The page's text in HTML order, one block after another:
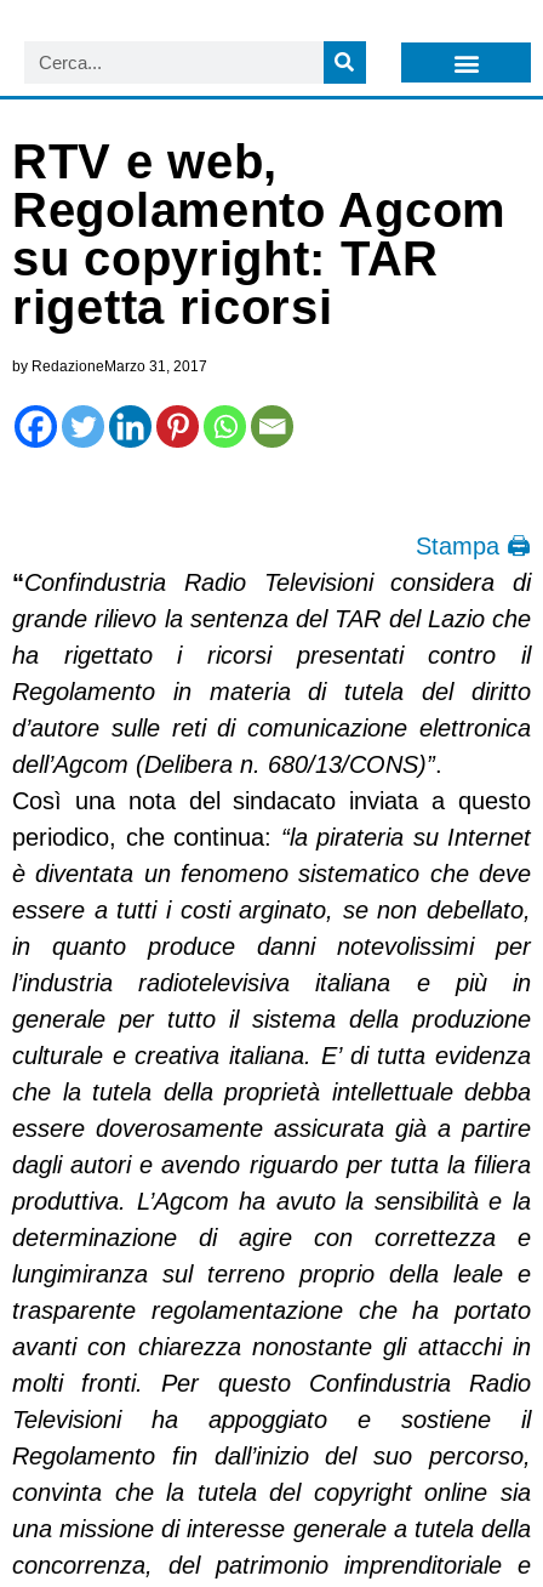
RTV e web,
Regolamento Agcom
su copyright: TAR
rigetta ricorsi
by Redazione Marzo 31, 2017
Stampa 🖨
“Confindustria Radio Televisioni considera di
grande rilievo la sentenza del TAR del Lazio che
ha rigettato i ricorsi presentati contro il
Regolamento in materia di tutela del diritto
d’autore sulle reti di comunicazione elettronica
dell’Agcom (Delibera n. 680/13/CONS)”.
Così una nota del sindacato inviata a questo
periodico, che continua: “la pirateria su Internet
è diventata un fenomeno sistematico che deve
essere a tutti i costi arginato, se non debellato,
in quanto produce danni notevolissimi per
l’industria radiotelevisiva italiana e più in
generale per tutto il sistema della produzione
culturale e creativa italiana. E’ di tutta evidenza
che la tutela della proprietà intellettuale debba
essere doverosamente assicurata già a partire
dagli autori e avendo riguardo per tutta la filiera
produttiva. L’Agcom ha avuto la sensibilità e la
determinazione di agire con correttezza e
lungimiranza sul terreno proprio della leale e
trasparente regolamentazione che ha portato
avanti con chiarezza nonostante gli attacchi in
molti fronti. Per questo Confindustria Radio
Televisioni ha appoggiato e sostiene il
Regolamento fin dall’inizio del suo percorso,
convinta che la tutela del copyright online sia
una missione di interesse generale a tutela della
concorrenza, del patrimonio imprenditoriale e